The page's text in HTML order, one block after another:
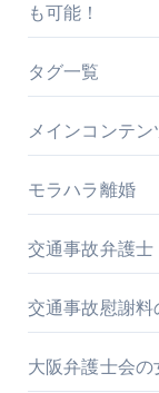
も可能！
タグ一覧
メインコンテン
モラハラ離婚
交通事故弁護士
交通事故慰謝
大阪弁護士会